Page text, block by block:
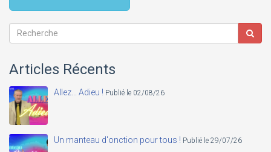
Articles Récents
Allez... Adieu ! Publié le 02/08/26
Un manteau d'onction pour tous ! Publié le 29/07/26